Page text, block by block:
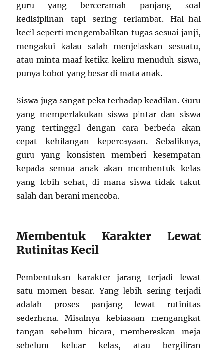
guru yang berceramah panjang soal
kedisiplinan tapi sering terlambat. Hal-hal
kecil seperti mengembalikan tugas sesuai janji,
mengakui kalau salah menjelaskan sesuatu,
atau minta maaf ketika keliru menuduh siswa,
punya bobot yang besar di mata anak.
Siswa juga sangat peka terhadap keadilan. Guru
yang memperlakukan siswa pintar dan siswa
yang tertinggal dengan cara berbeda akan
cepat kehilangan kepercayaan. Sebaliknya,
guru yang konsisten memberi kesempatan
kepada semua anak akan membentuk kelas
yang lebih sehat, di mana siswa tidak takut
salah dan berani mencoba.
Membentuk Karakter Lewat
Rutinitas Kecil
Pembentukan karakter jarang terjadi lewat
satu momen besar. Yang lebih sering terjadi
adalah proses panjang lewat rutinitas
sederhana. Misalnya kebiasaan mengangkat
tangan sebelum bicara, membereskan meja
sebelum keluar kelas, atau bergiliran